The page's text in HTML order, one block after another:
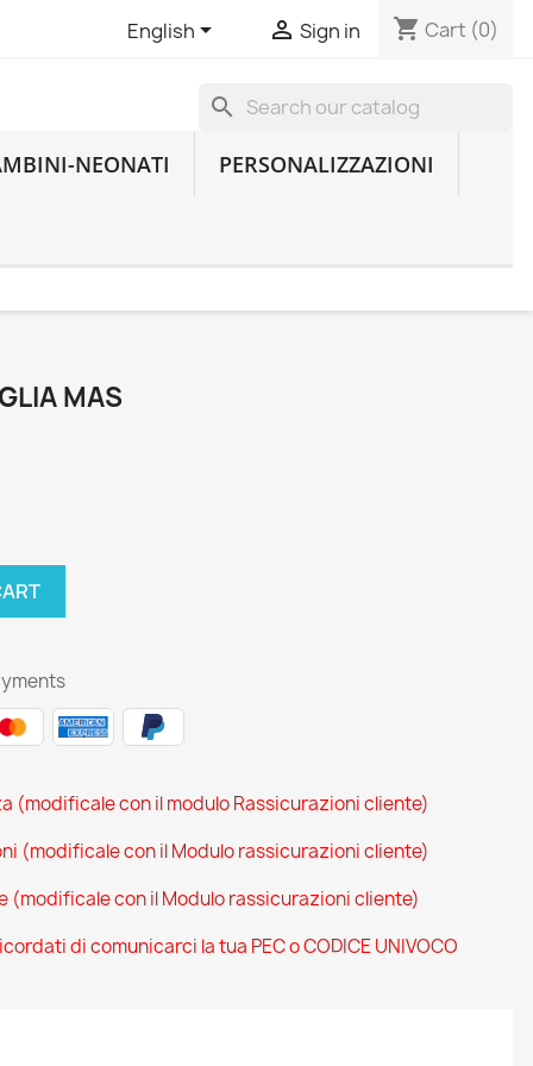
English  Sign in shopping_cart Cart (0)
search
NEONATI
PERSONALIZZAZIONI
MAS
(modificale con il modulo Rassicurazioni cliente)
(modificale con il Modulo rassicurazioni cliente)
(modificale con il Modulo rassicurazioni cliente)
di comunicarci la tua PEC o CODICE UNIVOCO